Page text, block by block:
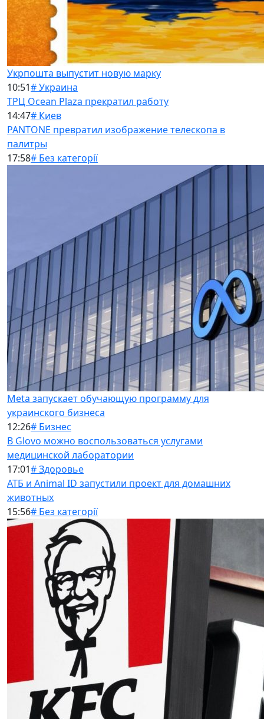
Укрпошта выпустит новую марку
10:51# Украина
ТРЦ Ocean Plaza прекратил работу
14:47# Киев
PANTONE превратил изображение телескопа в
палитры
17:58# Без категорії
Meta запускает обучающую программу для
украинского бизнеса
12:26# Бизнес
В Glovo можно воспользоваться услугами
медицинской лаборатории
17:01# Здоровье
АТБ и Animal ID запустили проект для домашних
животных
15:56# Без категорії